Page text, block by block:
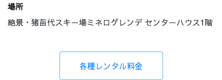
場所
絶景・猪苗代スキー場ミネロゲレンデ センターハウス1階
各種レンタル料金